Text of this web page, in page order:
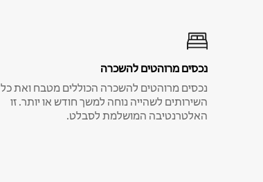
נכסים מרוהטים להשכרה
נכסים מרוהטים להשכרה הכוללים מטבח ואת כל
השירותים לשהייה נוחה למשך חודש או יותר. זו
האלטרנטיבה המושלמת לסבלט.